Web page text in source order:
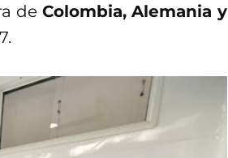
de Colombia, Alemania y